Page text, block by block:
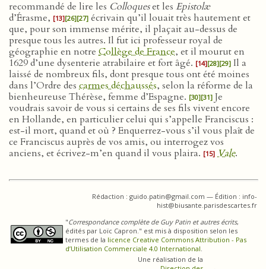
recommandé de lire les Colloqueset les Epistolæ
d’Érasme, [13][26][27] écrivain qu’il louait très hautement et
que, pour son immense mérite, il plaçait au-dessus de
presque tous les autres. Il fut ici professeur royal de
géographie en notre Collège de France, et il mourut en
1629 d’une dysenterie atrabilaire et fort âgé. [14][28][29] Il a
laissé de nombreux fils, dont presque tous ont été moines
dans l’Ordre des carmes déchaussés, selon la réforme de la
bienheureuse Thérèse, femme d’Espagne. [30][31] Je
voudrais savoir de vous si certains de ses fils vivent encore
en Hollande, en particulier celui qui s’appelle Franciscus :
est-il mort, quand et où ? Enquerrez-vous s’il vous plaît de
ce Franciscus auprès de vos amis, ou interrogez vos
anciens, et écrivez-m’en quand il vous plaira. [15] Vale.
Rédaction : guido.patin@gmail.com — Édition : info-
hist@biusante.parisdescartes.fr
"Correspondance complète de Guy Patin et autres écrits,
édités par Loïc Capron." est mis à disposition selon les
termes de la licence Creative Commons Attribution - Pas
d’Utilisation Commerciale 4.0 International.
Une réalisation de la